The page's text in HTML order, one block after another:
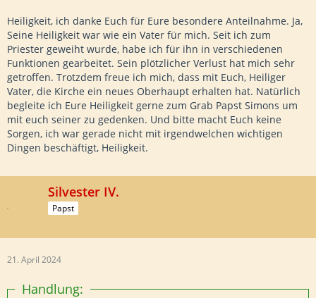
Heiligkeit, ich danke Euch für Eure besondere Anteilnahme. Ja,
Seine Heiligkeit war wie ein Vater für mich. Seit ich zum
Priester geweiht wurde, habe ich für ihn in verschiedenen
Funktionen gearbeitet. Sein plötzlicher Verlust hat mich sehr
getroffen. Trotzdem freue ich mich, dass mit Euch, Heiliger
Vater, die Kirche ein neues Oberhaupt erhalten hat. Natürlich
begleite ich Eure Heiligkeit gerne zum Grab Papst Simons um
mit euch seiner zu gedenken. Und bitte macht Euch keine
Sorgen, ich war gerade nicht mit irgendwelchen wichtigen
Dingen beschäftigt, Heiligkeit.
Silvester IV.
Papst
21. April 2024
Handlung: